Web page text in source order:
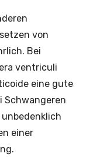
von
Bei
ventriculi
eine gute
Schwangeren
einer